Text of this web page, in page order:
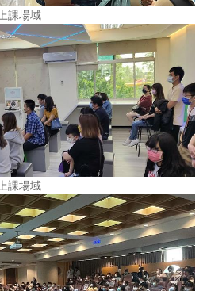
課場域
課場域